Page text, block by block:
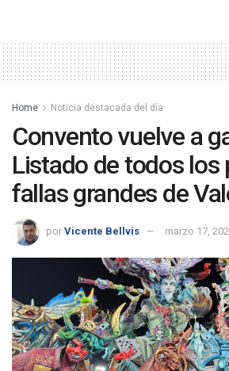
Home Noticia destacada del día
Convento vuelve a
Listado de todos los
fallas grandes de
por Vicente Bellvis marzo 17,